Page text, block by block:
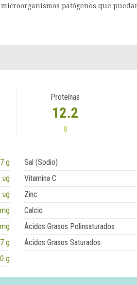
patógenos que
Proteínas
12.2
g
g Sal (Sodio)
ug Vitamina C
ug Zinc
Calcio
Ácidos Grasos Polinsaturados
g Ácidos Grasos Saturados
g